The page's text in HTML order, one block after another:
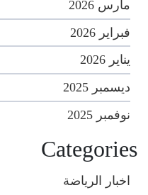
مارس 2026
فبراير 2026
يناير 2026
ديسمبر 2025
نوفمبر 2025
Categories
اخبار الرياضة